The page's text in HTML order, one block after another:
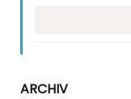
ARCHIV